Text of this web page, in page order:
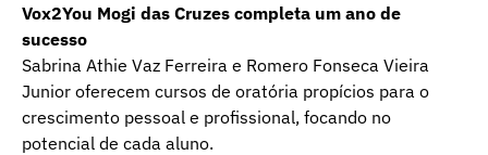
Vox2You Mogi das Cruzes completa um ano de
sucesso
Sabrina Athie Vaz Ferreira e Romero Fonseca Vieira
Junior oferecem cursos de oratória propícios para o
crescimento pessoal e profissional, focando no
potencial de cada aluno.